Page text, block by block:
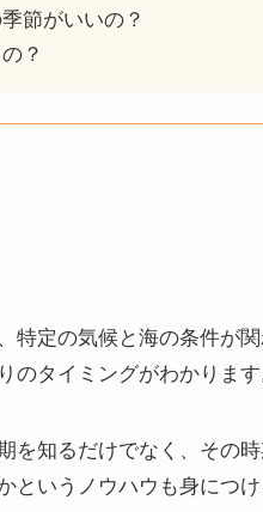
節がいいの？
？
定の気候と海の条件が
タイミングがわかります
を知るだけでなく、その
いうノウハウも身につ